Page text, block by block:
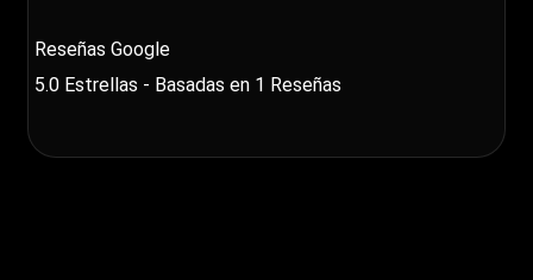
Reseñas Google
5.0Estrellas - Basadas en 1 Reseñas